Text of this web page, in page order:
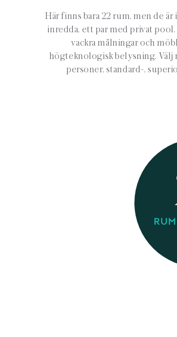
Här finns bara 22 rum, men de
inredda, ett par med privat
vackra målningar och
högteknologisk belysning.
personer, standard-,